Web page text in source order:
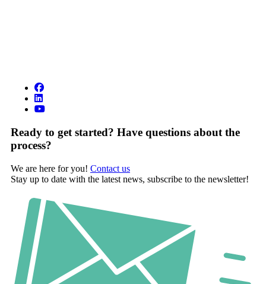
Ready to get started? Have questions about the
process?
We are here for you! Contact us
Stay up to date with the latest news, subscribe to the newsletter!